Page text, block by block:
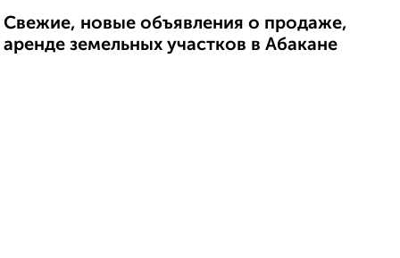
Свежие, новые объявления о продаже,
аренде земельных участков в Абакане